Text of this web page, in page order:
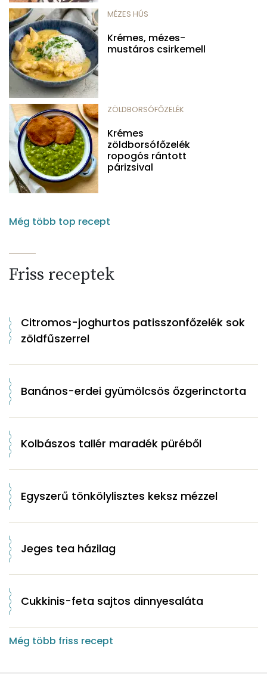
MÉZES HÚS
Krémes, mézes-
mustáros csirkemell
ZÖLDBORSÓFŐZELÉK
Krémes
zöldborsófőzelék
ropogós rántott
párizsival
Még több top recept
Friss receptek
Citromos-joghurtos patisszonfőzelék sok
zöldfűszerrel
Banános-erdei gyümölcsös őzgerinctorta
Kolbászos tallér maradék püréből
Egyszerű tönkölylisztes keksz mézzel
Jeges tea házilag
Cukkinis-feta sajtos dinnyesaláta
Még több friss recept